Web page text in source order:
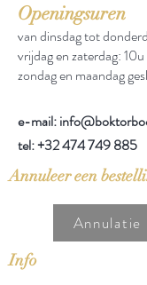
Openingsuren
van dinsdag tot
vrijdag en zaterdag:
zondag en maandag
e-mail:
tel:+32 474 749 885
Annuleer een
Annulatie
Info